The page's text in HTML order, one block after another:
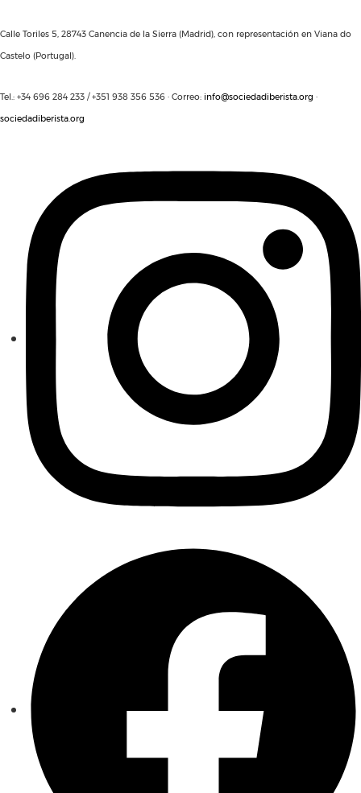
Calle Toriles 5, 28743 Canencia de la Sierra (Madrid), con representación en Viana do
Castelo (Portugal).
Tel.: +34 696 284 233 / +351 938 356 536 · Correo: info@sociedadiberista.org ·
sociedadiberista.org